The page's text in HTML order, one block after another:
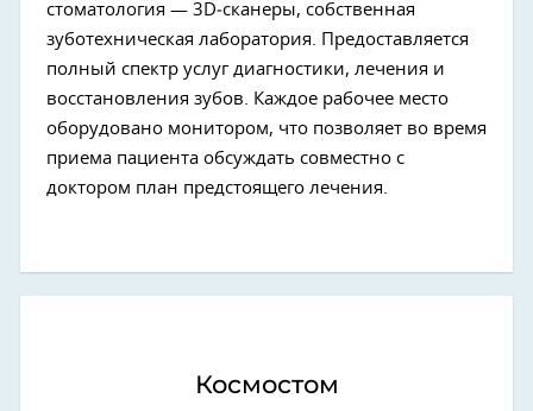
стоматология — 3D‑сканеры, собственная
зуботехническая лаборатория. Предоставляется
полный спектр услуг диагностики, лечения и
восстановления зубов. Каждое рабочее место
оборудовано монитором, что позволяет во время
приема пациента обсуждать совместно с
доктором план предстоящего лечения.
Космостом